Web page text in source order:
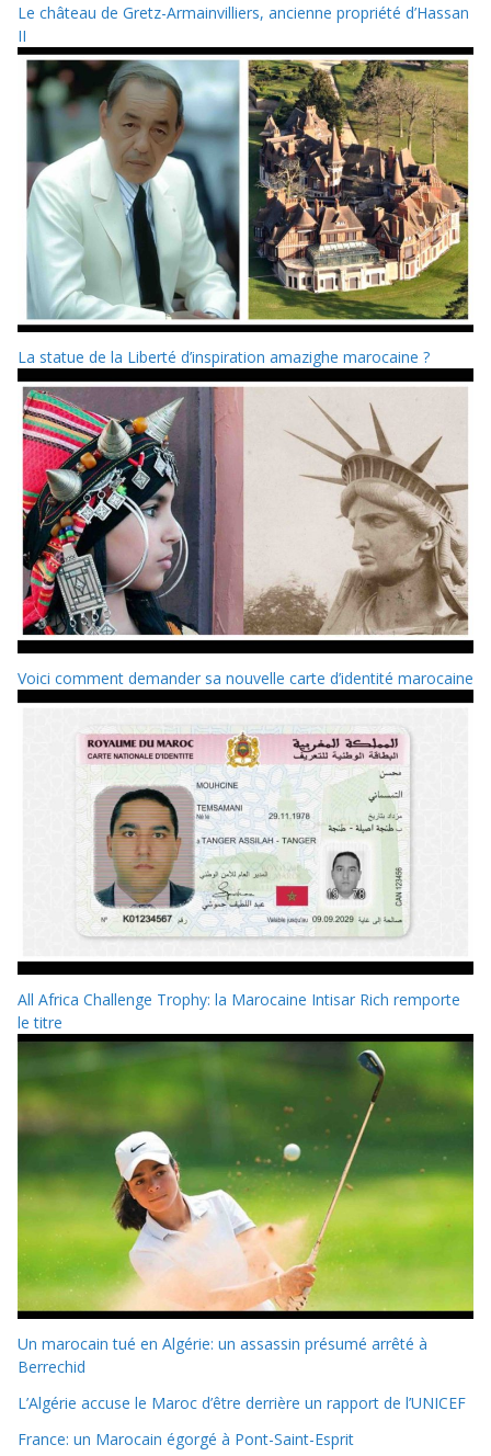
Le château de Gretz-Armainvilliers, ancienne propriété d’Hassan
II
La statue de la Liberté d’inspiration amazighe marocaine ?
Voici comment demander sa nouvelle carte d’identité marocaine
All Africa Challenge Trophy: la Marocaine Intisar Rich remporte
le titre
Un marocain tué en Algérie: un assassin présumé arrêté à
Berrechid
L’Algérie accuse le Maroc d’être derrière un rapport de l’UNICEF
France: un Marocain égorgé à Pont-Saint-Esprit